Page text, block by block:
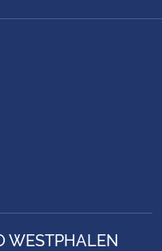
WESTPHALEN